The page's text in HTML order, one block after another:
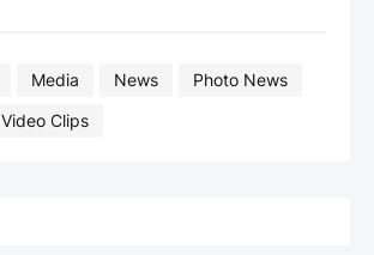
Media News
Photo News
Video Clips